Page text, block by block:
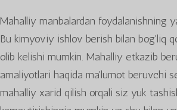
Mahalliy manbalardan foydalanishning
Bu kimyoviy ishlov berish bilan bog'liq
olib kelishi mumkin. Mahalliy etkazib
amaliyotlari haqida ma'lumot beruvchi
mahalliy xarid qilish orqali siz yuk